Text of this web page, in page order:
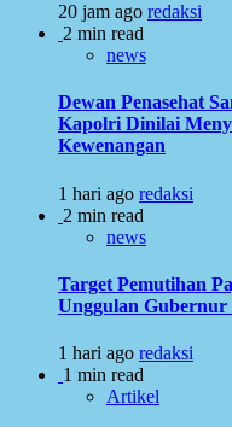
20 jam ago redaksi
2 min read
news
Dewan Penasehat
Kapolri Dinilai
Kewenangan
1 hari ago redaksi
2 min read
news
Target Pemutihan
Unggulan
1 hari ago redaksi
1 min read
Artikel